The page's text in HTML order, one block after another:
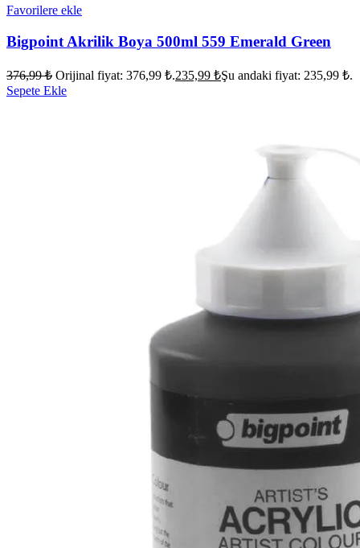
Favorilere ekle
Bigpoint Akrilik Boya 500ml 559 Emerald Green
376,99₺ Orijinal fiyat: 376,99 ₺.235,99 ₺Şu andaki fiyat: 235,99 ₺.
Sepete Ekle